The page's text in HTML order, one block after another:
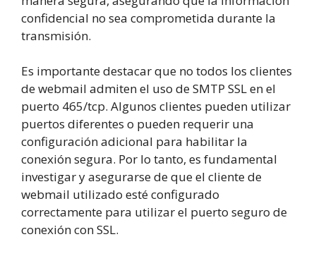
confidencial no sea comprometida durante la
transmisión.
Es importante destacar que no todos los clientes
de webmail admiten el uso de SMTP SSL en el
puerto 465/tcp. Algunos clientes pueden utilizar
puertos diferentes o pueden requerir una
configuración adicional para habilitar la
conexión segura. Por lo tanto, es fundamental
investigar y asegurarse de que el cliente de
webmail utilizado esté configurado
correctamente para utilizar el puerto seguro de
conexión con SSL.